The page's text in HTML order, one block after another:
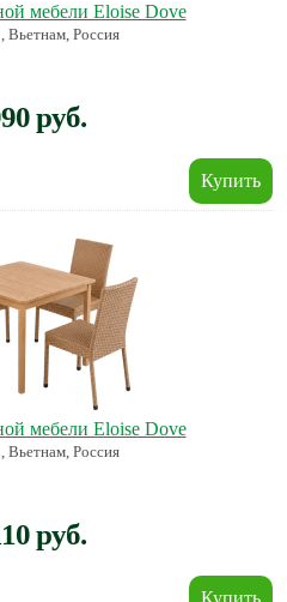
мебели Eloise Dove
Вьетнам, Россия
руб.
мебели Eloise Dove
Вьетнам, Россия
руб.